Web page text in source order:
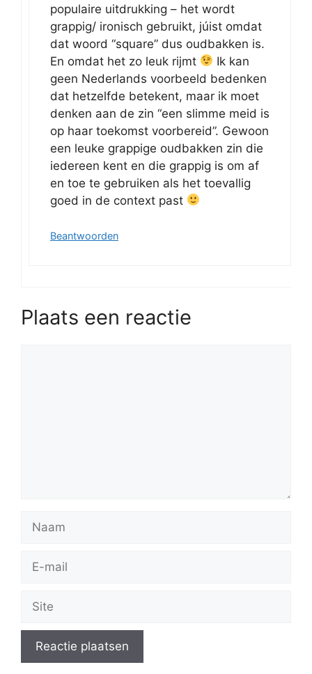
populaire uitdrukking – het wordt
grappig/ ironisch gebruikt, júist omdat
dat woord “square” dus oudbakken is.
En omdat het zo leuk rijmt
Ik kan
geen Nederlands voorbeeld bedenken
dat hetzelfde betekent, maar ik moet
denken aan de zin “een slimme meid is
op haar toekomst voorbereid”. Gewoon
een leuke grappige oudbakken zin die
iedereen kent en die grappig is om af
en toe te gebruiken als het toevallig
goed in de context past
Beantwoorden
Plaats een reactie
mail